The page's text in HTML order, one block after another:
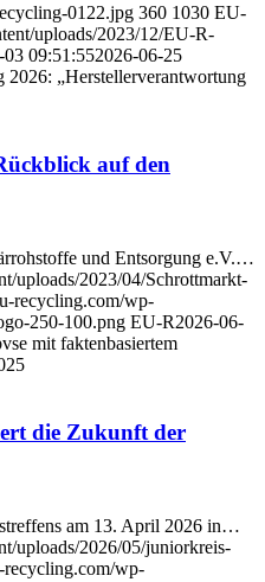
0122.jpg 360 1030 EU-
uploads/2023/12/EU-R-
03 09:51:552026-06-25
2026: „Herstellerverantwortung
auf den
und Entsorgung e.V.…
uploads/2023/04/Schrottmarkt-
recycling.com/wp-
250-100.png EU-R2026-06-
mit faktenbasiertem
die Zukunft der
am 13. April 2026 in…
uploads/2026/05/juniorkreis-
recycling.com/wp-